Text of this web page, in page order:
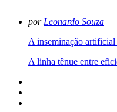
por Leonardo Souza
A inseminação
A linha tênue entre